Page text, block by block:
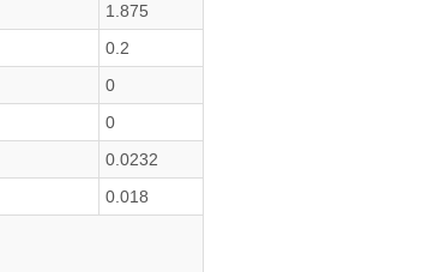
1.875
0.2
0
0
0.0232
0.018